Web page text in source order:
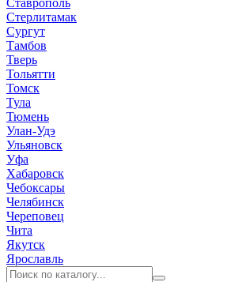
Ставрополь
Стерлитамак
Сургут
Тамбов
Тверь
Тольятти
Томск
Тула
Тюмень
Улан-Удэ
Ульяновск
Уфа
Хабаровск
Чебоксары
Челябинск
Череповец
Чита
Якутск
Ярославль